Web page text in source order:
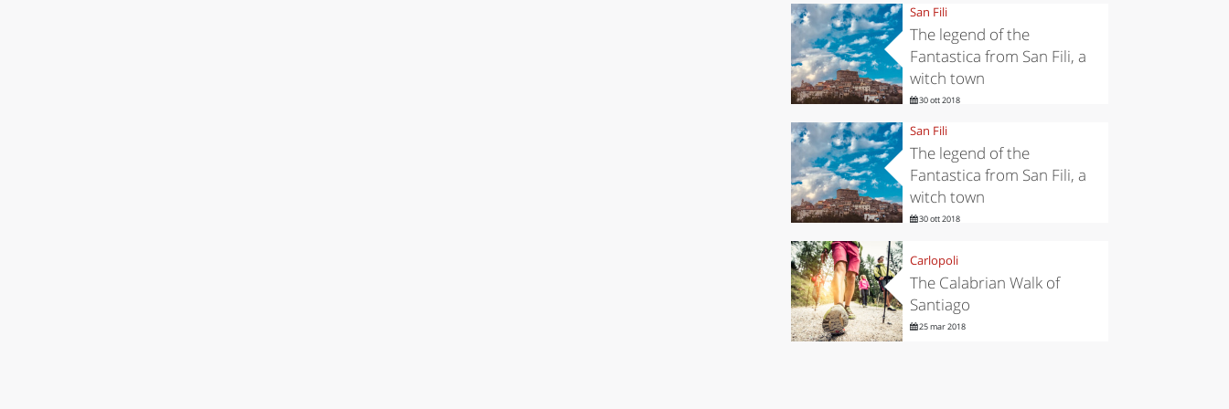
San Fili
The legend of the
Fantastica from San Fili, a
witch town
30 ott 2018
San Fili
The legend of the
Fantastica from San Fili, a
witch town
30 ott 2018
Carlopoli
The Calabrian Walk of
Santiago
25 mar 2018